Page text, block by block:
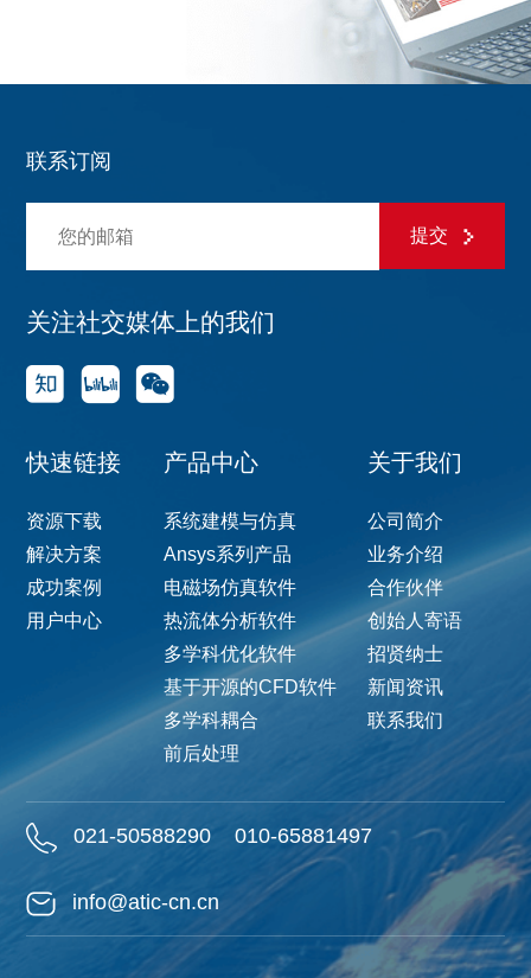
联系订阅
提交
关注社交媒体上的我们
快速链接
资源下载
解决方案
成功案例
用户中心
产品中心
系统建模与仿真
Ansys系列产品
电磁场仿真软件
热流体分析软件
多学科优化软件
基于开源的CFD软件
多学科耦合
前后处理
关于我们
公司简介
业务介绍
合作伙伴
创始人寄语
招贤纳士
新闻资讯
联系我们
021-50588290 010-65881497
info@atic-cn.cn